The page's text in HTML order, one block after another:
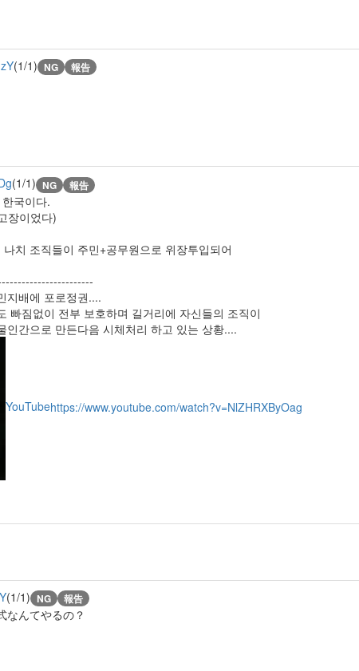
(1/1) NG 報告
(1/1) NG 報告
국이다.
장이었다)
치 조직들이 주민+공무원으로 위장투입되어
지배에 포로정권....
빠짐없이 전부 보호하며 길거리에 자신들의 조직이
간으로 만든다음 시체처리 하고 있는 상황....
YouTubehttps://www.youtube.com/watch?v=NlZHRXByOag
(1/1) NG 報告
なんてやるの？